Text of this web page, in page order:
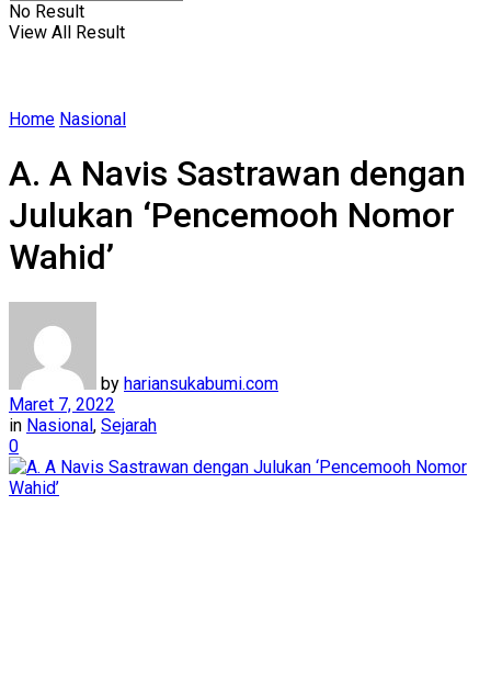
No Result
View All Result
Home Nasional
A. A Navis Sastrawan dengan
Julukan ‘Pencemooh Nomor
Wahid’
by hariansukabumi.com
Maret 7, 2022
in Nasional, Sejarah
0